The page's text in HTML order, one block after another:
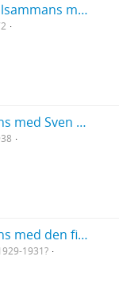
Selma Lagerlöf stående tillsammans med sin mor och sina syskon
Selma Lagerlöf tillsammans med Sven Hedin och Henriette Coyet under firandet av sin åttioårsdag
Selma Lagerlöf tillsammans med den finlandssvenska aktrisen Birgit Sergelius
1931?